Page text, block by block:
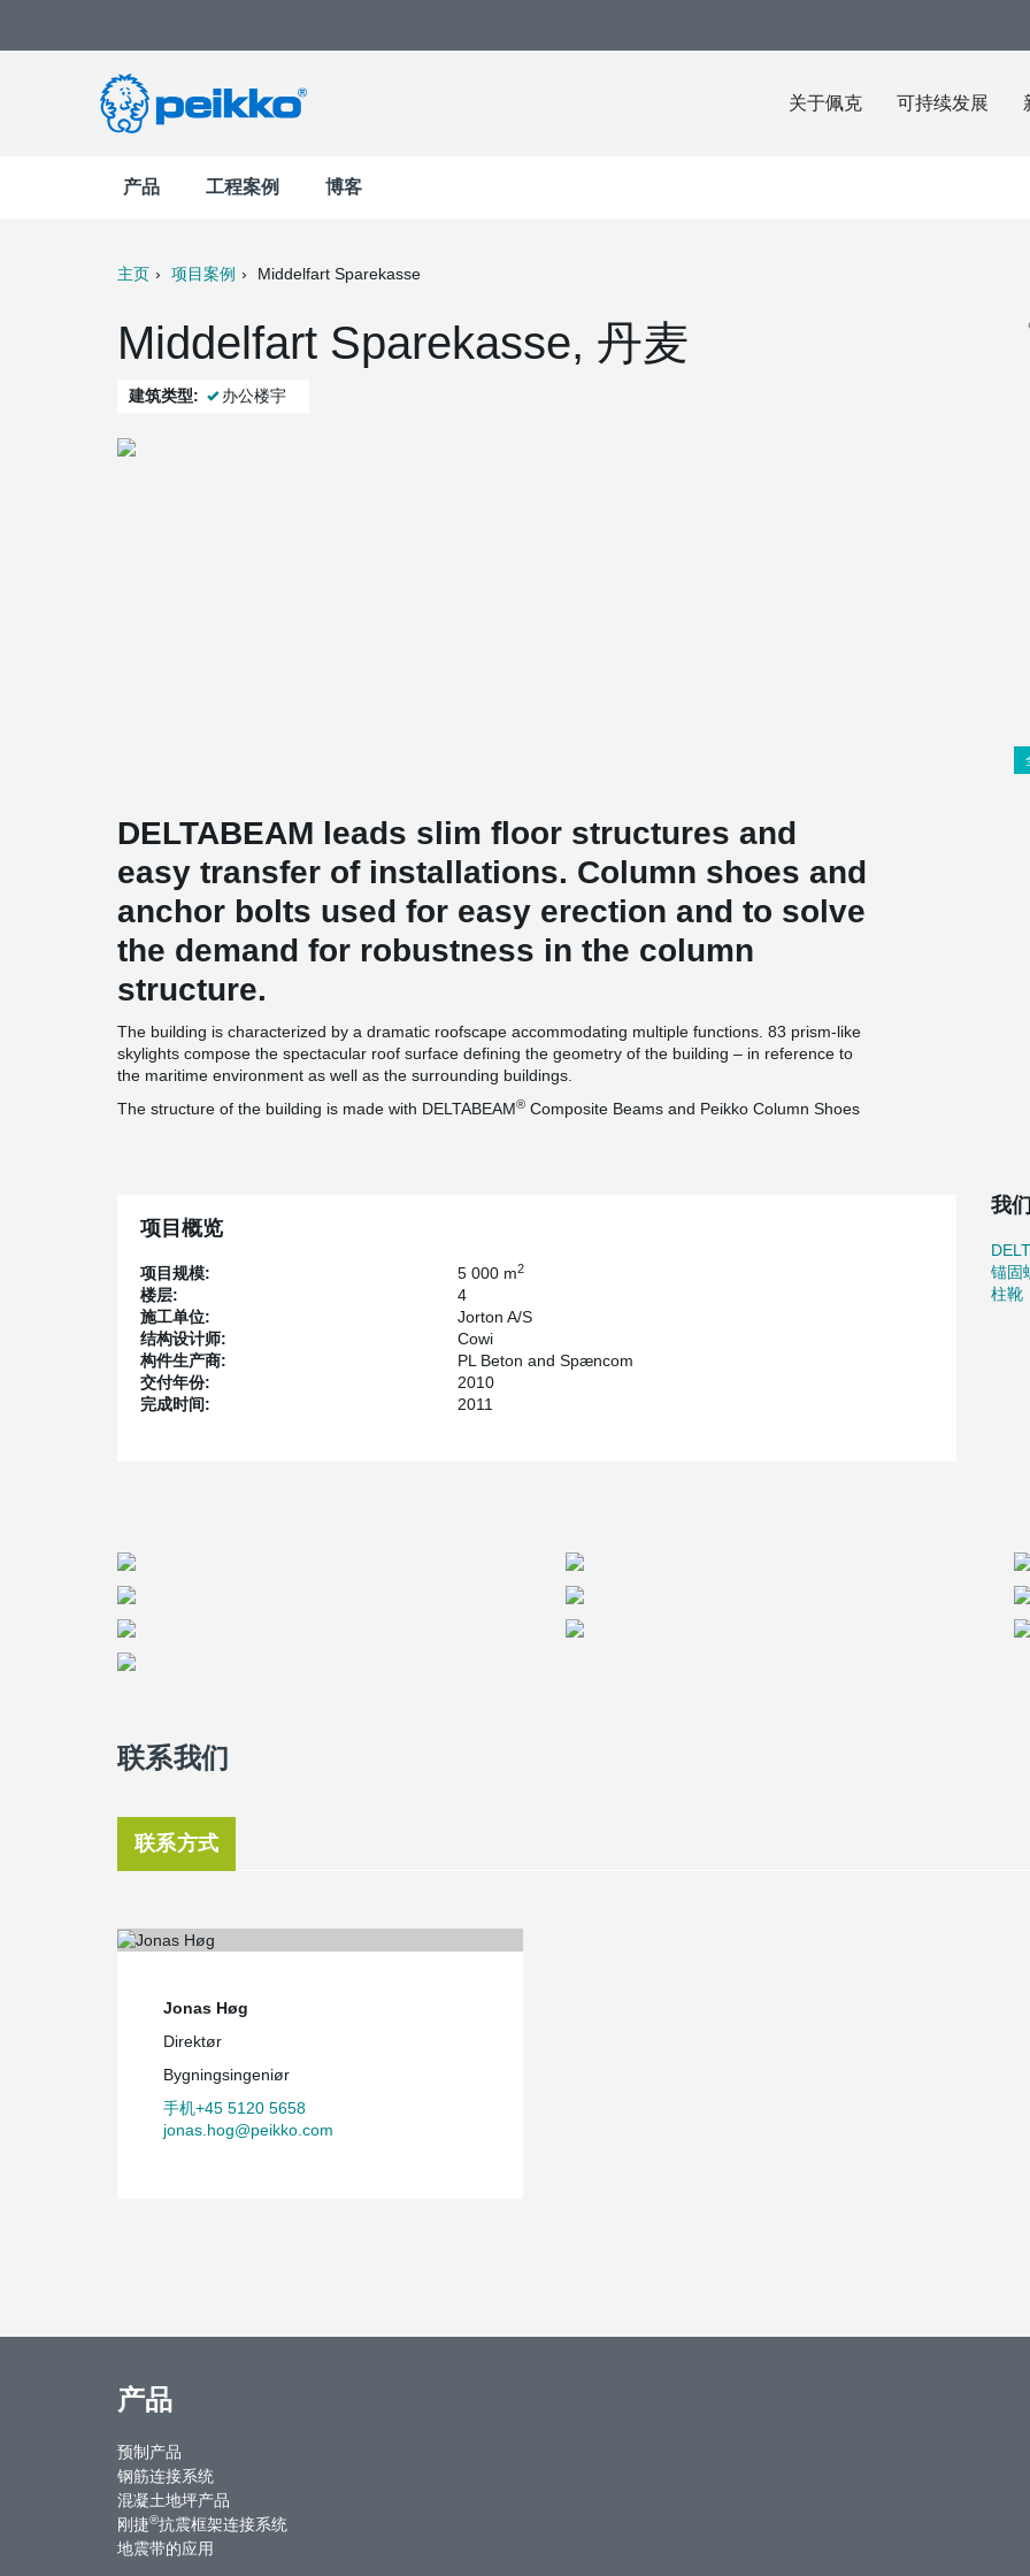
关于佩克 可持续发展
产品 工程案例 博客
主页 项目案例 Middelfart Sparekasse
Middelfart Sparekasse, 丹麦
建筑类型: 办公楼宇
DELTABEAM leads slim floor structures and
easy transfer of installations. Column shoes and
anchor bolts used for easy erection and to solve
the demand for robustness in the column
structure.
The building is characterized by a dramatic roofscape accommodating multiple functions. 83 prism-like
skylights compose the spectacular roof surface defining the geometry of the building – in reference to
the maritime environment as well as the surrounding buildings.
The structure of the building is made with DELTABEAM® Composite Beams and Peikko Column Shoes
项目概览
项目规模: 5 000 m2
楼层:
4
施工单位:
Jorton A/S
结构设计师:
Cowi
构件生产商:
PL Beton and Spæncom
交付年份:
2010
完成时间:
2011
我
锚固
柱靴
联系我们
联系方式
Jonas Høg
Direktør
Bygningsingeniør
手机+45 5120 5658
jonas.hog@peikko.com
产品
预制产品
钢筋连接系统
混凝土地坪产品
刚捷®抗震框架连接系统
地震带的应用